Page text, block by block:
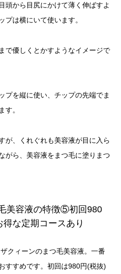
頭から目尻にかけて薄く伸ばすよ
プは横にいて使います。
で優しくとかすようなイメージで
プを縦に使い、チップの先端でま
す。
が、くれぐれも美容液が目に入ら
がら、美容液をまつ毛に塗りまつ
美容液の特徴⑤初回980
な定期コースあり
クィーンのまつ毛美容液。一番
すすめです。初回は980円(税抜)